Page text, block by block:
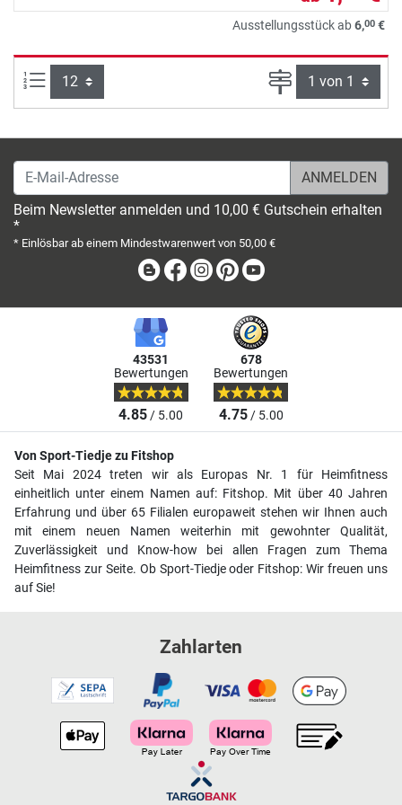
Ausstellungsstück ab6,00 €
Artikel pro Seite: Seite
E-Mail-Adresse
Beim Newsletter anmelden und 10,00 € Gutschein erhalten
*
* Einlösbar ab einem Mindestwarenwert von 50,00 €
BlogFacebook
Instagram
Pinterest
43531
Bewertungen
4.85/ 5.00
678
Bewertungen
4.75/ 5.00
Von Sport-Tiedje zu Fitshop
Seit Mai 2024 treten wir als Europas Nr. 1 für Heimfitness
einheitlich unter einem Namen auf: Fitshop. Mit über 40 Jahren
Erfahrung und über 65 Filialen europaweit stehen wir Ihnen auch
mit einem neuen Namen weiterhin mit gewohnter Qualität,
Zuverlässigkeit und Know-how bei allen Fragen zum Thema
Heimfitness zur Seite. Ob Sport-Tiedje oder Fitshop: Wir freuen uns
auf Sie!
Zahlarten